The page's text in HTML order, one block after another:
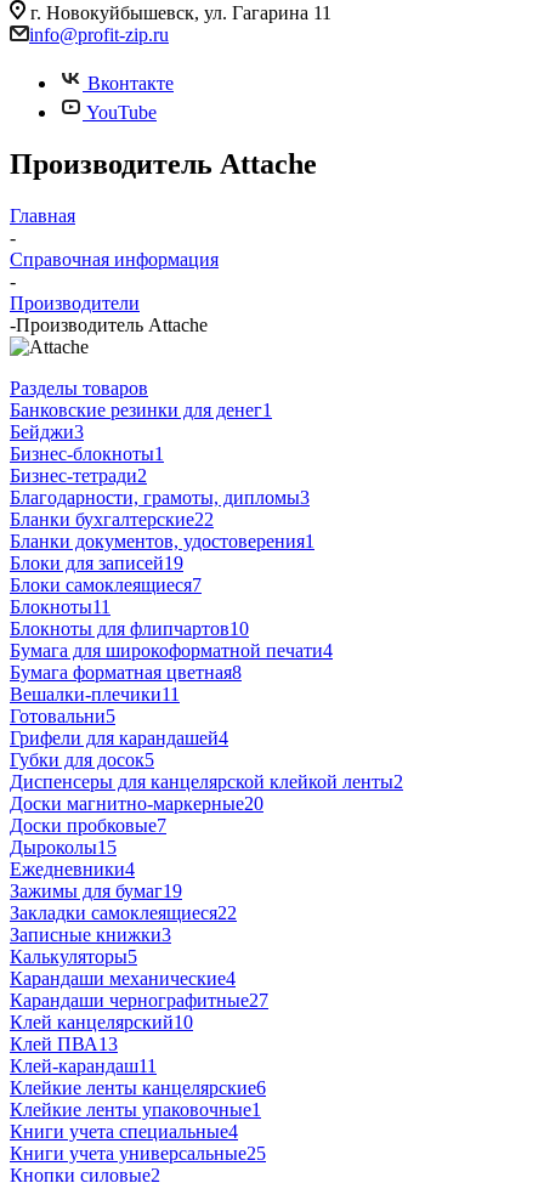
г. Новокуйбышевск, ул. Гагарина 11
info@profit-zip.ru
Вконтакте
YouTube
Производитель Attache
Главная
-
Справочная информация
-
Производители
-Производитель Attache
Разделы товаров
Банковские резинки для денег1
Бейджи3
Бизнес-блокноты1
Бизнес-тетради2
Благодарности, грамоты, дипломы3
Бланки бухгалтерские22
Бланки документов, удостоверения1
Блоки для записей19
Блоки самоклеящиеся7
Блокноты11
Блокноты для флипчартов10
Бумага для широкоформатной печати4
Бумага форматная цветная8
Вешалки-плечики11
Готовальни5
Грифели для карандашей4
Губки для досок5
Диспенсеры для канцелярской клейкой ленты2
Доски магнитно-маркерные20
Доски пробковые7
Дыроколы15
Ежедневники4
Зажимы для бумаг19
Закладки самоклеящиеся22
Записные книжки3
Калькуляторы5
Карандаши механические4
Карандаши чернографитные27
Клей канцелярский10
Клей ПВА13
Клей-карандаш11
Клейкие ленты канцелярские6
Клейкие ленты упаковочные1
Книги учета специальные4
Книги учета универсальные25
Кнопки силовые2